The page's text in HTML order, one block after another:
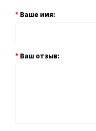
Ваше имя:
Ваш отзыв: